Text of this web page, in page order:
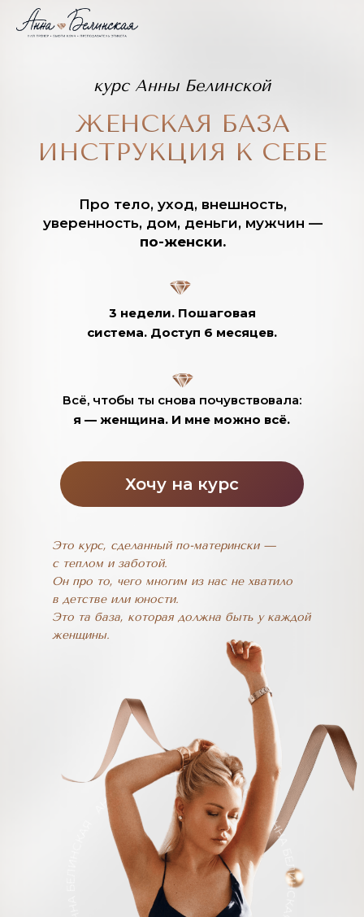
Про тело, уход, внешность,
уверенность, дом, деньги, мужчин —
по-женски.
Хочу на курс
Это курс, сделанный по-матерински —
с теплом и заботой.
Он про то, чего многим из нас не хватило
в детстве или юности.
Это та база, которая должна быть у каждой
женщины.
ЖЕНСКАЯ БАЗА
курс Анны Белинской
3 недели. Пошаговая
система. Доступ 6 месяцев.
Всё, чтобы ты снова почувствовала:
я — женщина. И мне можно всё.
ИНСТРУКЦИЯ К СЕБЕ